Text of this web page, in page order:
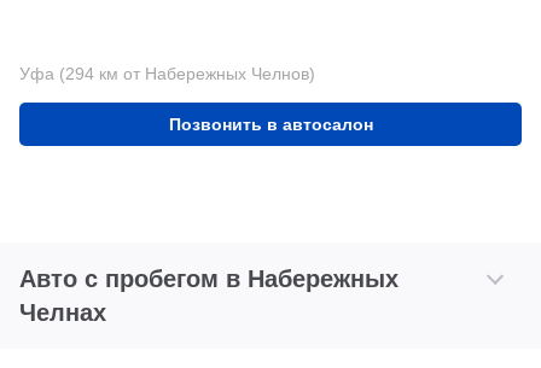
Уфа (294 км от Набережных Челнов)
Позвонить в автосалон
Авто с пробегом в Набережных
Челнах